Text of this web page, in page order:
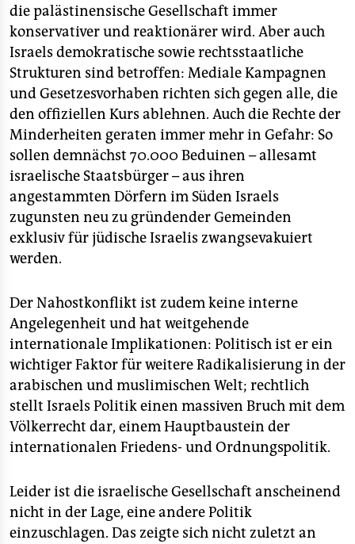
genossenschaft
epaper login
die palästinensische Gesellschaft immer
konservativer und reaktionärer wird. Aber auch
Israels demokratische sowie rechtsstaatliche
Strukturen sind betroffen: Mediale Kampagnen
und Gesetzesvorhaben richten sich gegen alle, die
den offiziellen Kurs ablehnen. Auch die Rechte der
Minderheiten geraten immer mehr in Gefahr: So
sollen demnächst 70.000 Beduinen – allesamt
israelische Staatsbürger – aus ihren
angestammten Dörfern im Süden Israels
zugunsten neu zu gründender Gemeinden
exklusiv für jüdische Israelis zwangsevakuiert
werden.
Der Nahostkonflikt ist zudem keine interne
Angelegenheit und hat weitgehende
internationale Implikationen: Politisch ist er ein
wichtiger Faktor für weitere Radikalisierung in der
arabischen und muslimischen Welt; rechtlich
stellt Israels Politik einen massiven Bruch mit dem
Völkerrecht dar, einem Hauptbaustein der
internationalen Friedens- und Ordnungspolitik.
Leider ist die israelische Gesellschaft anscheinend
nicht in der Lage, eine andere Politik
einzuschlagen. Das zeigte sich nicht zuletzt an